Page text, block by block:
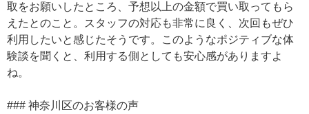
取をお願いしたところ、予想以上の金額で買い取ってもら
えたとのこと。スタッフの対応も非常に良く、次回もぜひ
利用したいと感じたそうです。このようなポジティブな体
験談を聞くと、利用する側としても安心感がありますよ
ね。
### 神奈川区のお客様の声